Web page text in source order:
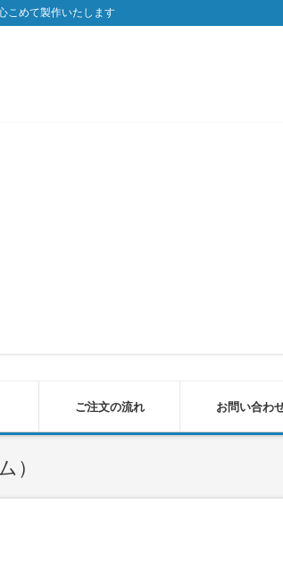
こめて製作いたします
ご注文の流れ お問い合わ
）